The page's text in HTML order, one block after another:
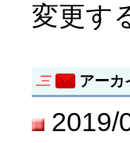
変更す
アーカ
2019/